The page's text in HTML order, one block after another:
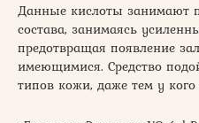
Данные кислоты занимают
состава, занимаясь
предотвращая появление
имеющимися. Средство
типов кожи, даже тем у кого